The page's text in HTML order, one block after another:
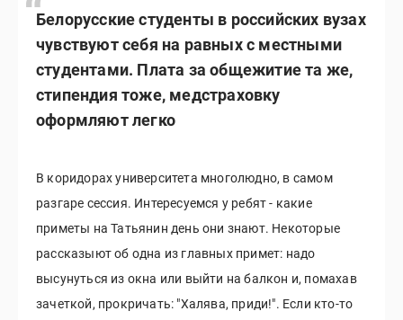
Белорусские студенты в российских вузах
чувствуют себя на равных с местными
студентами. Плата за общежитие та же,
стипендия тоже, медстраховку
оформляют легко
В коридорах университета многолюдно, в самом
разгаре сессия. Интересуемся у ребят - какие
приметы на Татьянин день они знают. Некоторые
рассказыют об одна из главных примет: надо
высунуться из окна или выйти на балкон и, помахав
зачеткой, прокричать: "Халява, приди!". Если кто-то